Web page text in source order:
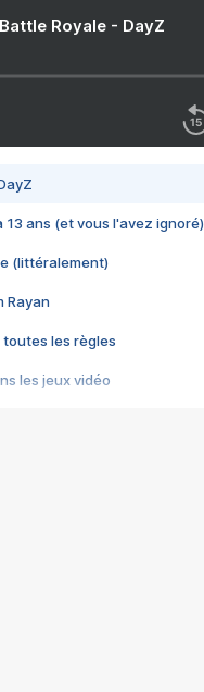
Royale - DayZ
13 ans (et vous l'avez ignoré)
(littéralement)
Rayan
toutes les règles
les jeux vidéo